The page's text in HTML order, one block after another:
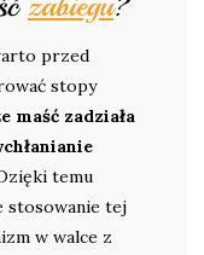
przed
stopy
maść zadziała
temu
stosowanie tej
w walce z